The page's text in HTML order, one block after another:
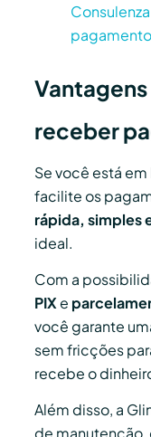
Vantagens
receber
Se você está
facilite os
rápida, simples
ideal.
Com a
PIXe
você garante
sem fricções
recebe o
Além disso, a
de manutenção,